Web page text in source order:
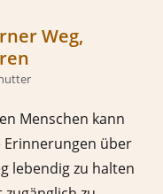
Weg,
Menschen kann
Erinnerungen über
lebendig zu halten